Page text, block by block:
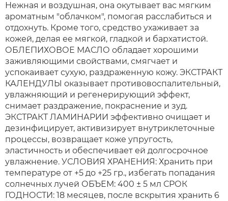
Нежная и воздушная, она окутывает вас мягким
ароматным "облачком", помогая расслабиться и
отдохнуть. Кроме того, средство ухаживает за
кожей, делая ее мягкой, гладкой и бархатистой.
ОБЛЕПИХОВОЕ МАСЛО обладает хорошими
заживляющими свойствами, смягчает и
успокаивает сухую, раздраженную кожу. ЭКСТРАКТ
КАЛЕНДУЛЫ оказывает противовоспалительный,
увлажняющий и регенерирующий эффект,
снимает раздражение, покраснение и зуд.
ЭКСТРАКТ ЛАМИНАРИИ эффективно очищает и
дезинфицирует, активизирует внутриклеточные
процессы, возвращает коже упругость,
эластичность и обеспечивает ей долгосрочное
увлажнение. УСЛОВИЯ ХРАНЕНИЯ: Хранить при
температуре от +5 до +25 гр., избегать попадания
солнечных лучей ОБЪЕМ: 400 ± 5 мл СРОК
ГОДНОСТИ: 18 месяцев, после вскрытия хранить 6